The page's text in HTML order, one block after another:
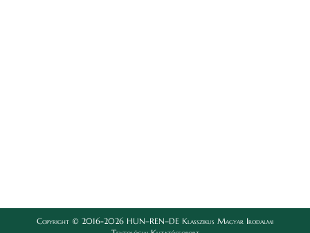
Copyright © 2016-2026 HUN–REN–DE Klasszikus Magyar Irodalmi